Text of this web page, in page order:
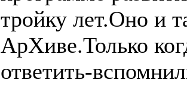
тройку лет.Оно и
АрХиве.Только
ответить-